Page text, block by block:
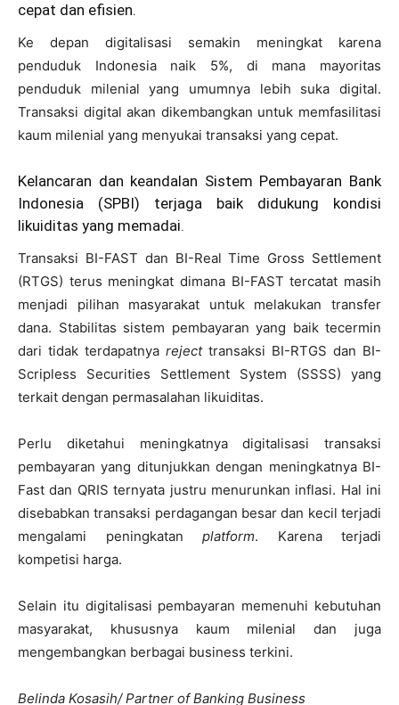
cepat dan efisien.
Ke depan digitalisasi semakin meningkat karena
penduduk Indonesia naik 5%, di mana mayoritas
penduduk milenial yang umumnya lebih suka digital.
Transaksi digital akan dikembangkan untuk memfasilitasi
kaum milenial yang menyukai transaksi yang cepat.
Kelancaran dan keandalan Sistem Pembayaran Bank
Indonesia (SPBI) terjaga baik didukung kondisi
likuiditas yang memadai.
Transaksi BI-FAST dan BI-Real Time Gross Settlement
(RTGS) terus meningkat dimana BI-FAST tercatat masih
menjadi pilihan masyarakat untuk melakukan transfer
dana. Stabilitas sistem pembayaran yang baik tecermin
dari tidak terdapatnya rejecttransaksi BI-RTGS dan BI-
Scripless Securities Settlement System (SSSS) yang
terkait dengan permasalahan likuiditas.
Perlu diketahui meningkatnya digitalisasi transaksi
pembayaran yang ditunjukkan dengan meningkatnya BI-
Fast dan QRIS ternyata justru menurunkan inflasi. Hal ini
disebabkan transaksi perdagangan besar dan kecil terjadi
mengalami peningkatan platform. Karena terjadi
kompetisi harga.
Selain itu digitalisasi pembayaran memenuhi kebutuhan
masyarakat, khususnya kaum milenial dan juga
mengembangkan berbagai business terkini.
Belinda Kosasih/ Partner of Banking Business